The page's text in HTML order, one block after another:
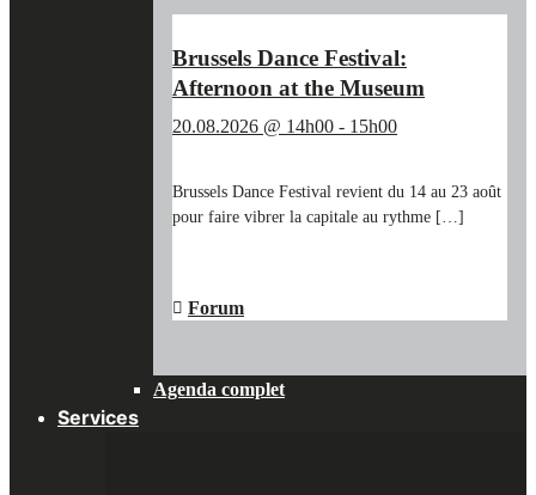
MOUCHE
KBR
MUSEUM"
Brussels Dance Festival:
Afternoon at the Museum
20.08.2026 @ 14h00 - 15h00
Brussels Dance Festival revient du 14 au 23 août
pour faire vibrer la capitale au rythme […]
THE
Forum
Agenda complet
Services